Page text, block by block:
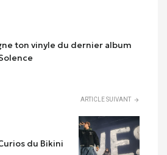
ton vinyle du dernier album
ARTICLE SUIVANT
du Bikini